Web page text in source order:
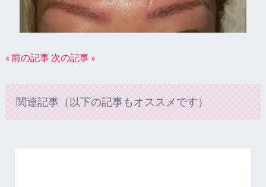
« 前の記事 次の記事 »
関連記事（以下の記事もオススメです）